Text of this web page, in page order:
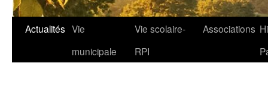
Aller
Actualités Vie
municipale
Vie scolaire-
RPI
Associations